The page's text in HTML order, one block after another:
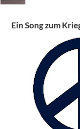
Ein Song zum